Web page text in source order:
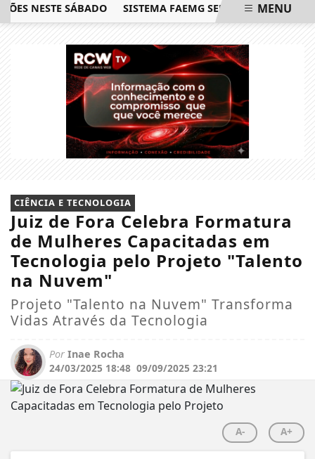
SÁBADO SISTEMA FAEMG SENAR LANÇA OMENU
CIÊNCIA E TECNOLOGIA
Juiz de Fora Celebra Formatura
de Mulheres Capacitadas em
Tecnologia pelo Projeto "Talento
na Nuvem"
Projeto "Talento na Nuvem" Transforma
Vidas Através da Tecnologia
Por Inae Rocha
24/03/2025 18:48 09/09/2025 23:21
A- A+